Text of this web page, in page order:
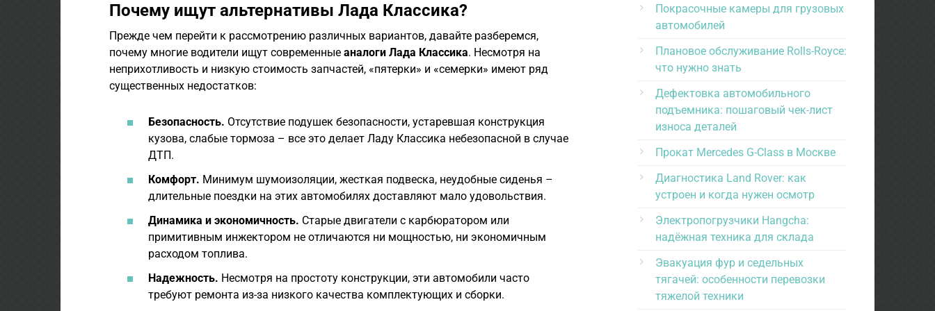
Почему ищут альтернативы Лада Классика?
Прежде чем перейти к рассмотрению различных вариантов, давайте разберемся,
почему многие водители ищут современные аналоги Лада Классика. Несмотря на
неприхотливость и низкую стоимость запчастей, «пятерки» и «семерки» имеют ряд
существенных недостатков:
Безопасность. Отсутствие подушек безопасности, устаревшая конструкция
кузова, слабые тормоза – все это делает Ладу Классика небезопасной в случае
ДТП.
Комфорт. Минимум шумоизоляции, жесткая подвеска, неудобные сиденья –
длительные поездки на этих автомобилях доставляют мало удовольствия.
Динамика и экономичность. Старые двигатели с карбюратором или
примитивным инжектором не отличаются ни мощностью, ни экономичным
расходом топлива.
Надежность. Несмотря на простоту конструкции, эти автомобили часто
требуют ремонта из-за низкого качества комплектующих и сборки.
Покрасочные камеры для грузовых
автомобилей
Плановое обслуживание Rolls-Royce:
что нужно знать
Дефектовка автомобильного
подъемника: пошаговый чек-лист
износа деталей
Прокат Mercedes G-Class в Москве
Диагностика Land Rover: как
устроен и когда нужен осмотр
Электропогрузчики Hangcha:
надёжная техника для склада
Эвакуация фур и седельных
тягачей: особенности перевозки
тяжелой техники